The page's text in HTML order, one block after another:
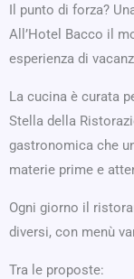
Il punto di forza?
All’Hotel Bacco il
esperienza di
La cucina è curata
Stella della
gastronomica che
materie prime e
Ogni giorno il
diversi, con menù
Tra le proposte: